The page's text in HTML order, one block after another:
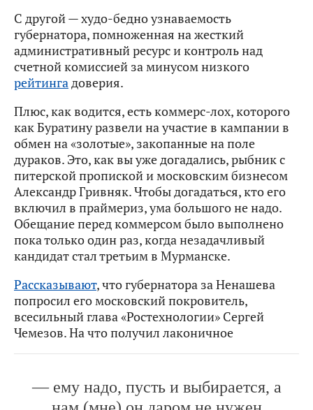
С другой — худо-бедно узнаваемость
губернатора, помноженная на жесткий
административный ресурс и контроль над
счетной комиссией за минусом низкого
рейтингадоверия.
Плюс, как водится, есть коммерс-лох, которого
как Буратину развели на участие в кампании в
обмен на «золотые», закопанные на поле
дураков. Это, как вы уже догадались, рыбник с
питерской пропиской и московским бизнесом
Александр Гривняк. Чтобы догадаться, кто его
включил в праймериз, ума большого не надо.
Обещание перед коммерсом было выполнено
пока только один раз, когда незадачливый
кандидат стал третьим в Мурманске.
Рассказывают, что губернатора за Ненашева
попросил его московский покровитель,
всесильный глава «Ростехнологии» Сергей
Чемезов. На что получил лаконичное
— ему надо, пусть и выбирается, а